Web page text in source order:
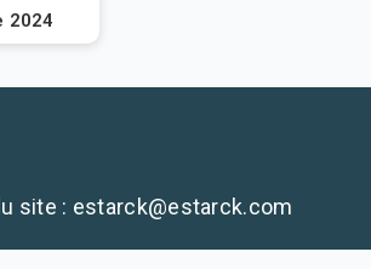
2024
site : estarck@estarck.com